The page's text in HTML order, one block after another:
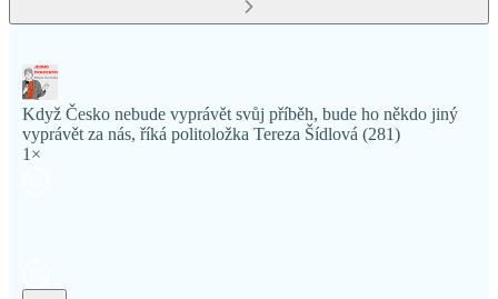
Když Česko nebude vyprávět svůj příběh, bude ho někdo jiný
vyprávět za nás, říká politoložka Tereza Šídlová (281)
1×